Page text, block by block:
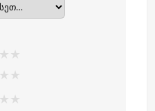
★ ★
★ ★
★ ★